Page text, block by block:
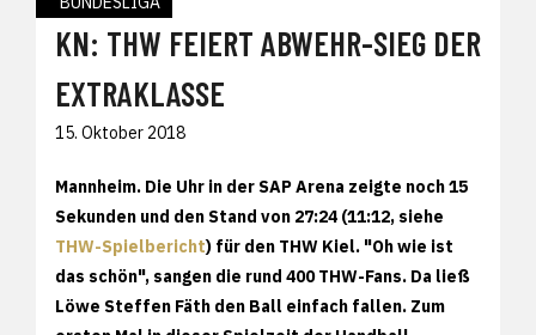
KN: THW FEIERT ABWEHR-SIEG DER
EXTRAKLASSE
15. Oktober 2018
Mannheim. Die Uhr in der SAP Arena zeigte noch 15
Sekunden und den Stand von 27:24 (11:12, siehe
THW-Spielbericht) für den THW Kiel. "Oh wie ist
das schön", sangen die rund 400 THW-Fans. Da ließ
Löwe Steffen Fäth den Ball einfach fallen. Zum